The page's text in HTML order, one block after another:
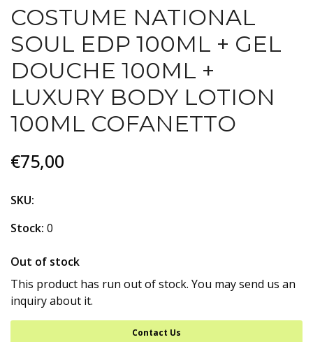
COSTUME NATIONAL
SOUL EDP 100ML + GEL
DOUCHE 100ML +
LUXURY BODY LOTION
100ML COFANETTO
€75,00
SKU:
Stock: 0
Out of stock
This product has run out of stock. You may send us an
inquiry about it.
Contact Us